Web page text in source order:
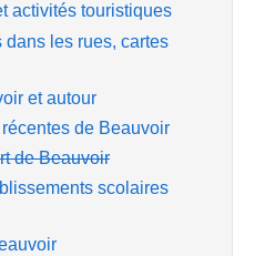
activités touristiques
les rues, cartes
et autour
de Beauvoir
de Beauvoir
scolaires